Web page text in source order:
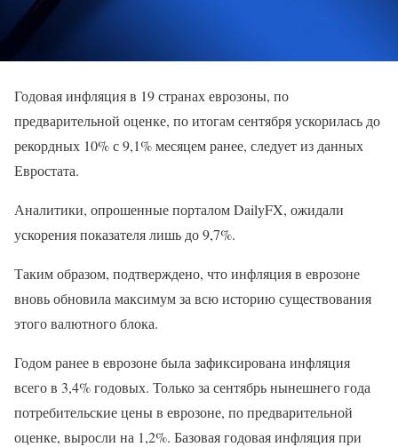
Годовая инфляция в 19 странах еврозоны, по
предварительной оценке, по итогам сентября ускорилась до
рекордных 10% с 9,1% месяцем ранее, следует из данных
Евростата.
Аналитики, опрошенные порталом DailyFX, ожидали
ускорения показателя лишь до 9,7%.
Таким образом, подтверждено, что инфляция в еврозоне
вновь обновила максимум за всю историю существования
этого валютного блока.
Годом ранее в еврозоне была зафиксирована инфляция
всего в 3,4% годовых. Только за сентябрь нынешнего года
потребительские цены в еврозоне, по предварительной
оценке, выросли на 1,2%. Базовая годовая инфляция при